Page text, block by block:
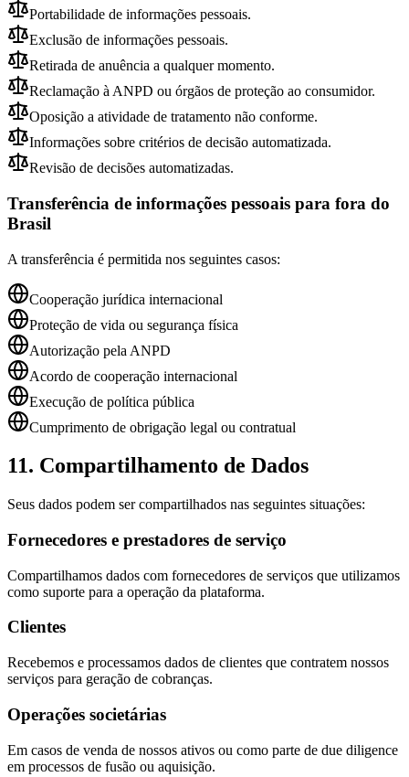
Portabilidade de informações pessoais.
Exclusão de informações pessoais.
Retirada de anuência a qualquer momento.
Reclamação à ANPD ou órgãos de proteção ao consumidor.
Oposição a atividade de tratamento não conforme.
Informações sobre critérios de decisão automatizada.
Revisão de decisões automatizadas.
Transferência de informações pessoais para fora do
Brasil
A transferência é permitida nos seguintes casos:
Cooperação jurídica internacional
Proteção de vida ou segurança física
Autorização pela ANPD
Acordo de cooperação internacional
Execução de política pública
Cumprimento de obrigação legal ou contratual
11. Compartilhamento de Dados
Seus dados podem ser compartilhados nas seguintes situações:
Fornecedores e prestadores de serviço
Compartilhamos dados com fornecedores de serviços que utilizamos
como suporte para a operação da plataforma.
Clientes
Recebemos e processamos dados de clientes que contratem nossos
serviços para geração de cobranças.
Operações societárias
Em casos de venda de nossos ativos ou como parte de due diligence
em processos de fusão ou aquisição.